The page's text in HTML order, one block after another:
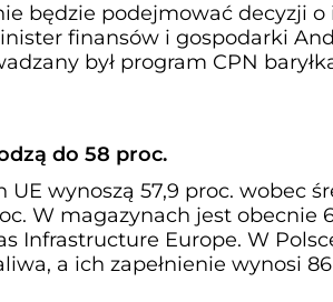
będzie podejmować decyzji o
finansów i gospodarki
był program CPN
do 58 proc.
wynoszą 57,9 proc. wobec
W magazynach jest obecnie
Infrastructure Europe. W
a ich zapełnienie wynosi